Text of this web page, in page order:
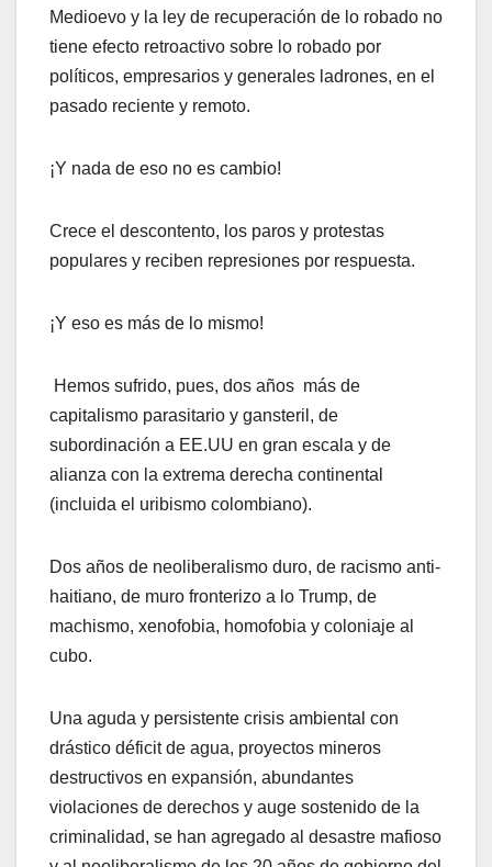
Medioevo y la ley de recuperación de lo robado no
tiene efecto retroactivo sobre lo robado por
políticos, empresarios y generales ladrones, en el
pasado reciente y remoto.
¡Y nada de eso no es cambio!
Crece el descontento, los paros y protestas
populares y reciben represiones por respuesta.
¡Y eso es más de lo mismo!
Hemos sufrido, pues, dos años más de
capitalismo parasitario y gansteril, de
subordinación a EE.UU en gran escala y de
alianza con la extrema derecha continental
(incluida el uribismo colombiano).
Dos años de neoliberalismo duro, de racismo anti-
haitiano, de muro fronterizo a lo Trump, de
machismo, xenofobia, homofobia y coloniaje al
cubo.
Una aguda y persistente crisis ambiental con
drástico déficit de agua, proyectos mineros
destructivos en expansión, abundantes
violaciones de derechos y auge sostenido de la
criminalidad, se han agregado al desastre mafioso